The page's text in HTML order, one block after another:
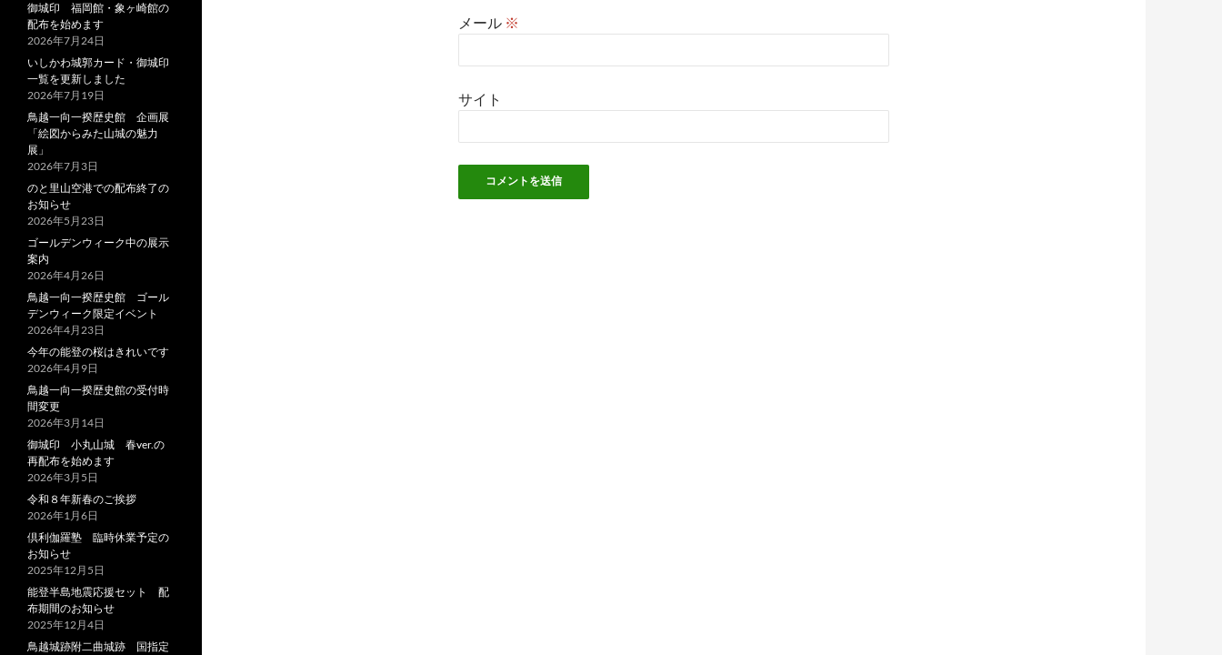
メール ※
サイト
御城印 福岡館・象ヶ崎館の
配布を始めます
2026年7月24日
いしかわ城郭カード・御城印
一覧を更新しました
2026年7月19日
鳥越一向一揆歴史館 企画展
「絵図からみた山城の魅力
展」
2026年7月3日
のと里山空港での配布終了の
お知らせ
2026年5月23日
ゴールデンウィーク中の展示
案内
2026年4月26日
鳥越一向一揆歴史館 ゴール
デンウィーク限定イベント
2026年4月23日
今年の能登の桜はきれいです
2026年4月9日
鳥越一向一揆歴史館の受付時
間変更
2026年3月14日
御城印 小丸山城 春ver.の
再配布を始めます
2026年3月5日
令和８年新春のご挨拶
2026年1月6日
倶利伽羅塾 臨時休業予定の
お知らせ
2025年12月5日
能登半島地震応援セット 配
布期間のお知らせ
2025年12月4日
鳥越城跡附二曲城跡 国指定